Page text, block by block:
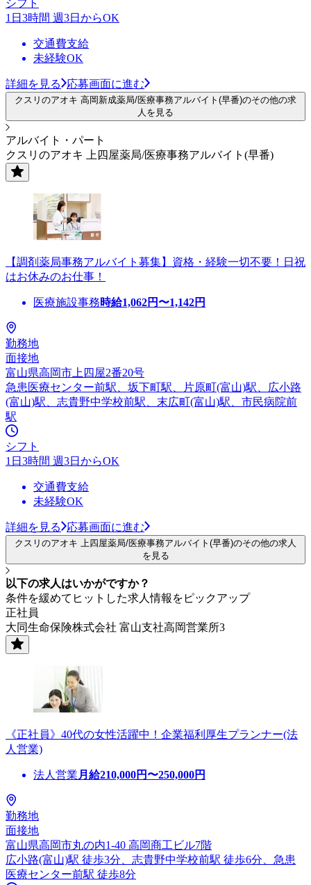
シフト
1日3時間 週3日からOK
交通費支給
未経験OK
詳細を見る 応募画面に進む
クスリのアオキ 高岡新成薬局/医療事務アルバイト(早番)のその他の求
人を見る
アルバイト・パート
クスリのアオキ 上四屋薬局/医療事務アルバイト(早番)
【調剤薬局事務アルバイト募集】資格・経験一切不要！日祝
はお休みのお仕事！
医療施設事務時給1,062円〜1,142円
勤務地
面接地
富山県高岡市上四屋2番20号
急患医療センター前駅、坂下町駅、片原町(富山)駅、広小路
(富山)駅、志貴野中学校前駅、末広町(富山)駅、市民病院前
駅
シフト
1日3時間 週3日からOK
交通費支給
未経験OK
詳細を見る 応募画面に進む
クスリのアオキ 上四屋薬局/医療事務アルバイト(早番)のその他の求人
を見る
以下の求人はいかがですか？
条件を緩めてヒットした求人情報をピックアップ
正社員
大同生命保険株式会社 富山支社高岡営業所3
《正社員》40代の女性活躍中！企業福利厚生プランナー(法
人営業)
法人営業 月給210,000円〜250,000円
勤務地
面接地
富山県高岡市丸の内1-40 高岡商工ビル7階
広小路(富山)駅 徒歩3分、志貴野中学校前駅 徒歩6分、急患
医療センター前駅 徒歩8分